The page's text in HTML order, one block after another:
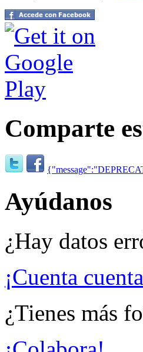
Comparte
Ayúdanos
¿Hay datos
¡Cuenta
¿Tienes más